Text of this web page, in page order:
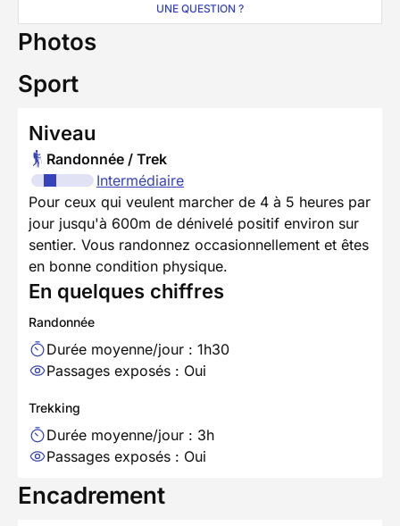
UNE QUESTION ?
Photos
Sport
Niveau
Randonnée / Trek
Intermédiaire
Pour ceux qui veulent marcher de 4 à 5 heures par
jour jusqu'à 600m de dénivelé positif environ sur
sentier. Vous randonnez occasionnellement et êtes
en bonne condition physique.
En quelques chiffres
Randonnée
Durée moyenne/jour : 1h30
Passages exposés : Oui
Trekking
Durée moyenne/jour : 3h
Passages exposés : Oui
Encadrement